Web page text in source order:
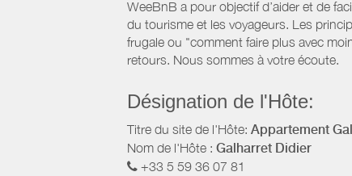
WeeBnB a pour objectif d’aider et de
du tourisme et les voyageurs. Les
frugale ou "comment faire plus avec
retours. Nous sommes à votre écoute.
Désignation de l'Hôte:
Titre du site de l'Hôte: Appartement
Nom de l'Hôte : Galharret Didier
+33 5 59 36 07 81